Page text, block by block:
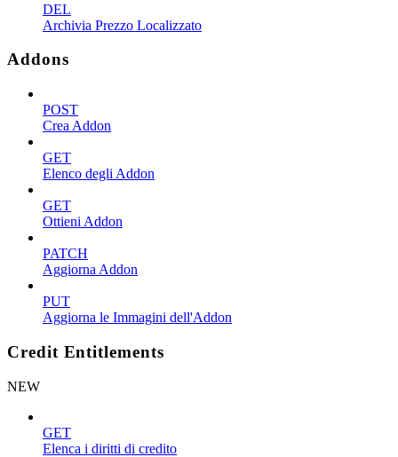
DEL
Archivia Prezzo Localizzato
Addons
POST
Crea Addon
GET
Elenco degli Addon
GET
Ottieni Addon
PATCH
Aggiorna Addon
PUT
Aggiorna le Immagini dell'Addon
Credit Entitlements
NEW
GET
Elenca i diritti di credito